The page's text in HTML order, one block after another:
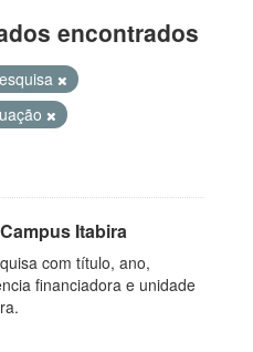
encontrados
Itabira
com título, ano,
financiadora e unidade